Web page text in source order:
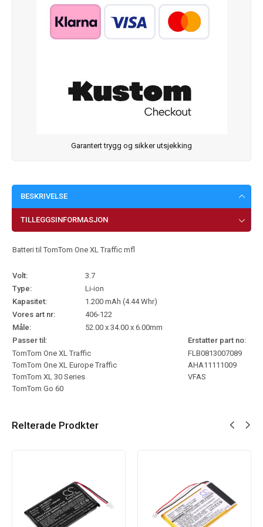
Garantert trygg og sikker utsjekking
BESKRIVELSE
TILLEGGSINFORMASJON
Batteri til TomTom One XL Traffic mfl
Volt:
3.7
Type:
Li-ion
Kapasitet:
1.200 mAh (4.44 Whr)
Vores art nr:
406-122
Måle:
52.00 x 34.00 x 6.00mm
Passer til:
Erstatter part no:
TomTom One XL Traffic
TomTom One XL Europe Traffic
TomTom XL 30 Series
TomTom Go 60
FLB0813007089
AHA11111009
VFAS
Relterade Prodkter